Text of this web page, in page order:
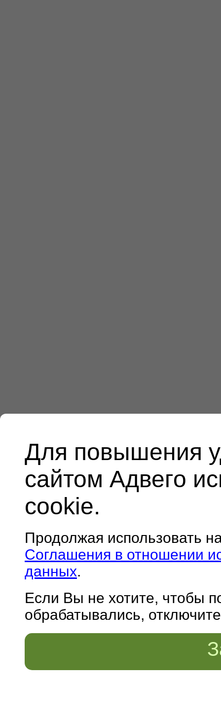
Для повышения
сайтом Адвего
cookie.
Продолжая использовать
Соглашения в отношении
данных.
Если Вы не хотите, чтобы
обрабатывались,